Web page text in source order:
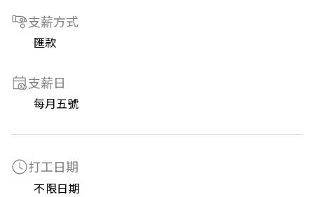
支薪方式
匯款
支薪日
每月五號
打工日期
不限日期